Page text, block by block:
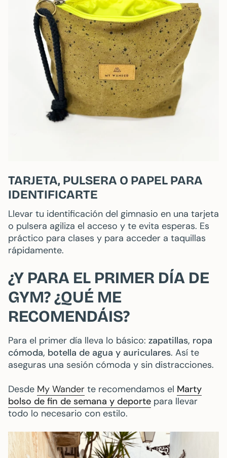
TARJETA, PULSERA O PAPEL PARA
IDENTIFICARTE
Llevar tu identificación del gimnasio en una tarjeta
o pulsera agiliza el acceso y te evita esperas. Es
práctico para clases y para acceder a taquillas
rápidamente.
¿Y PARA EL PRIMER DÍA DE
GYM? ¿QUÉ ME
RECOMENDÁIS?
Para el primer día lleva lo básico: zapatillas, ropa
cómoda, botella de agua y auriculares. Así te
aseguras una sesión cómoda y sin distracciones.
Desde My Wander te recomendamos el Marty
bolso de fin de semana y deporte para llevar
todo lo necesario con estilo.